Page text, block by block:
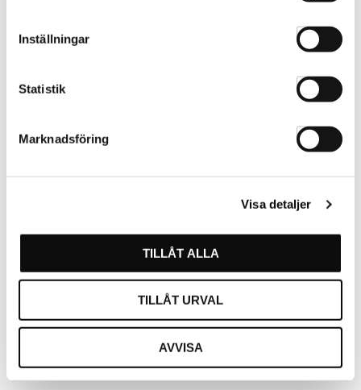
Inställningar
Statistik
Marknadsföring
Visa detaljer
TILLÅT ALLA
TILLÅT URVAL
AVVISA
YS-Park Kam Nr 339 Röd
YS-Park Kam Nr 339 Svart
85Y339B